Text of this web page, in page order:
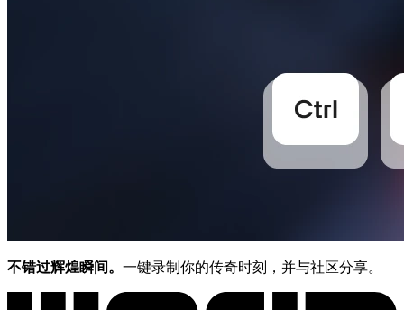
不错过辉煌瞬间。 一键录制你的传奇时刻，并与社区分享。